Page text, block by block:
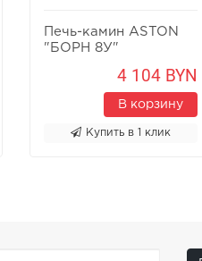
Печь-камин ASTON
"БОРН 8У"
4 104 BYN
В корзину
Купить в 1 клик